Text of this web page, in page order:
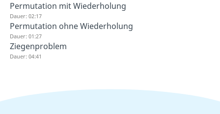
Permutation mit Wiederholung
Dauer: 02:17
Permutation ohne Wiederholung
Dauer: 01:27
Ziegenproblem
Dauer: 04:41